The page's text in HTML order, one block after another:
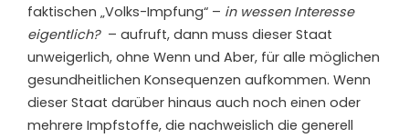
faktischen „Volks-Impfung“ – in wessen Interesse
eigentlich? – aufruft, dann muss dieser Staat
unweigerlich, ohne Wenn und Aber, für alle möglichen
gesundheitlichen Konsequenzen aufkommen. Wenn
dieser Staat darüber hinaus auch noch einen oder
mehrere Impfstoffe, die nachweislich die generell